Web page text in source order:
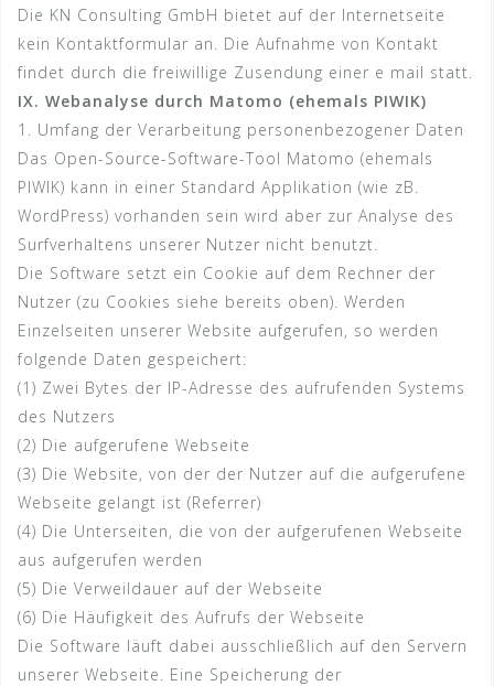
Die KN Consulting GmbH bietet auf der Internetseite
kein Kontaktformular an. Die Aufnahme von Kontakt
findet durch die freiwillige Zusendung einer e mail statt.
IX. Webanalyse durch Matomo (ehemals PIWIK)
1. Umfang der Verarbeitung personenbezogener Daten
Das Open-Source-Software-Tool Matomo (ehemals
PIWIK) kann in einer Standard Applikation (wie zB.
WordPress) vorhanden sein wird aber zur Analyse des
Surfverhaltens unserer Nutzer nicht benutzt.
Die Software setzt ein Cookie auf dem Rechner der
Nutzer (zu Cookies siehe bereits oben). Werden
Einzelseiten unserer Website aufgerufen, so werden
folgende Daten gespeichert:
(1) Zwei Bytes der IP-Adresse des aufrufenden Systems
des Nutzers
(2) Die aufgerufene Webseite
(3) Die Website, von der der Nutzer auf die aufgerufene
Webseite gelangt ist (Referrer)
(4) Die Unterseiten, die von der aufgerufenen Webseite
aus aufgerufen werden
(5) Die Verweildauer auf der Webseite
(6) Die Häufigkeit des Aufrufs der Webseite
Die Software läuft dabei ausschließlich auf den Servern
unserer Webseite. Eine Speicherung der